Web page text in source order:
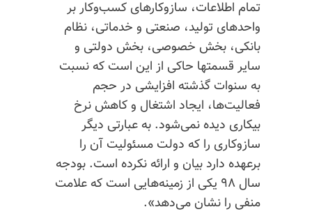
تمام اطلاعات، سازوکارهای کسب‌وکار بر
واحدهای تولید، صنعتی و خدماتی، نظام
بانکی، بخش خصوصی، بخش دولتی و
سایر قسمتها حاکی از این است که نسبت
به سنوات گذشته افزایشی در حجم
فعالیت‌ها، ایجاد اشتغال و کاهش نرخ
بیکاری دیده نمی‌شود. به عبارتی دیگر
سازوکاری را که دولت مسئولیت آن را
برعهده‌ دارد بیان و ارائه نکرده است. بودجه‌‏
سال ۹۸ یکی از زمینه‌هایی است که علامت
منفی را نشان می‌دهد».